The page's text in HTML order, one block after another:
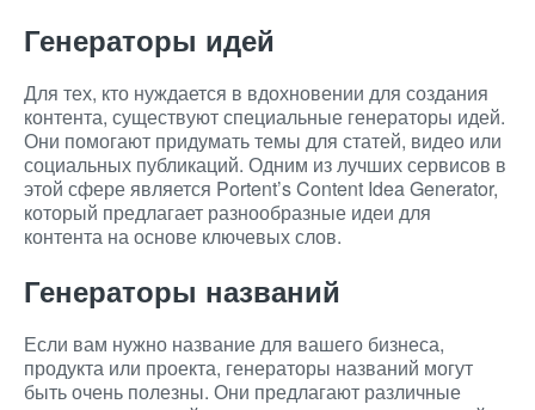
Генераторы идей
Для тех, кто нуждается в вдохновении для создания
контента, существуют специальные генераторы идей.
Они помогают придумать темы для статей, видео или
социальных публикаций. Одним из лучших сервисов в
этой сфере является Portent’s Content Idea Generator,
который предлагает разнообразные идеи для
контента на основе ключевых слов.
Генераторы названий
Если вам нужно название для вашего бизнеса,
продукта или проекта, генераторы названий могут
быть очень полезны. Они предлагают различные